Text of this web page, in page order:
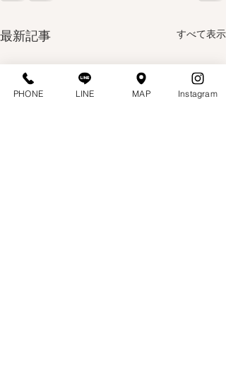
最新記事 すべて表示
PHONE LINE MAP Instagram